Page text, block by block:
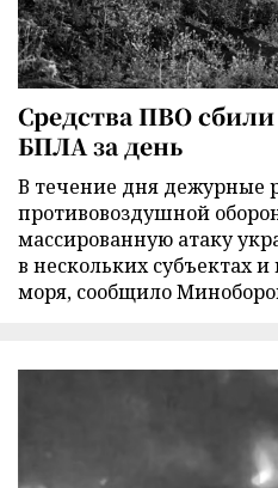
Средства ПВО
БПЛА за день
В течение дня дежурные
противовоздушной
массированную атаку
в нескольких субъектах
моря, сообщило